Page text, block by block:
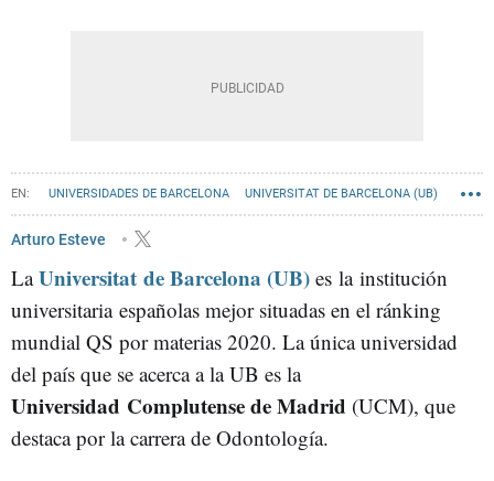
UNIVERSIDADES DE BARCELONA UNIVERSITAT DE BARCELONA (UB)
Arturo Esteve
LaUniversitat de Barcelona (UB) es la institución
universitaria españolas mejor situadas en el ránking
mundial QS por materias 2020. La única universidad
del país que se acerca a la UB es la
Universidad Complutense de Madrid (UCM), que
destaca por la carrera de Odontología.